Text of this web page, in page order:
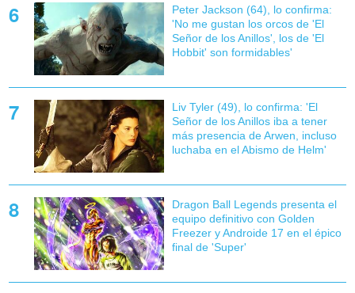
Peter Jackson (64), lo confirma:
'No me gustan los orcos de 'El
Señor de los Anillos', los de 'El
Hobbit' son formidables'
Liv Tyler (49), lo confirma: 'El
Señor de los Anillos iba a tener
más presencia de Arwen, incluso
luchaba en el Abismo de Helm'
Dragon Ball Legends presenta el
equipo definitivo con Golden
Freezer y Androide 17 en el épico
final de 'Super'